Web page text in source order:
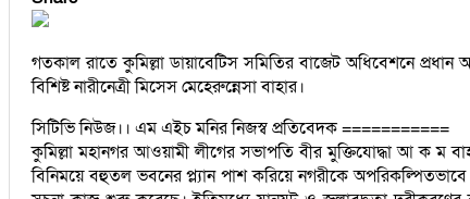
গতকাল রাতে কুমিল্লা ডায়াবেটিস সমিতির বাজেট অধিবেশনে
বিশিষ্ট নারীনেত্রী মিসেস মেহেরুন্নেসা বাহার।
সিটিভি নিউজ।। এম এইচ মনির নিজস্ব প্রতিবেদক ===========
কুমিল্লা মহানগর আওয়ামী লীগের সভাপতি বীর মুক্তিযোদ্ধা আ ক ম
বিনিময়ে বহুতল ভবনের প্ল্যান পাশ করিয়ে নগরীকে